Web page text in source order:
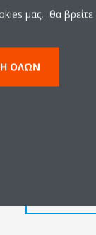
Με την
Οι μονάδες
στο
μας, θα βρείτε
ΌΛΩΝ